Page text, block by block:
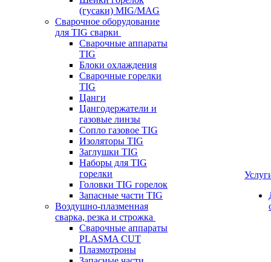
(гусаки) MIG/MAG
Сварочное оборудование
для TIG сварки
Сварочные аппараты
TIG
Блоки охлаждения
Сварочные горелки
TIG
Цанги
Цангодержатели и
газовые линзы
Сопло газовое TIG
Изоляторы TIG
Заглушки TIG
Наборы для TIG
горелки
Головки TIG горелок
Запасные части TIG
Воздушно-плазменная
сварка, резка и строжка
Сварочные аппараты
PLASMA CUT
Плазмотроны